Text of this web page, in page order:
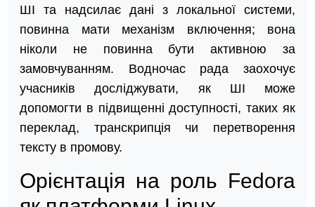
ШІ та надсилає дані з локальної системи,
повинна мати механізм включення; вона
ніколи не повинна бути активною за
замовчуванням. Водночас рада заохочує
учасників досліджувати, як ШІ може
допомогти в підвищенні доступності, таких як
переклад, транскрипція чи перетворення
тексту в промову.
Орієнтація на роль Fedora